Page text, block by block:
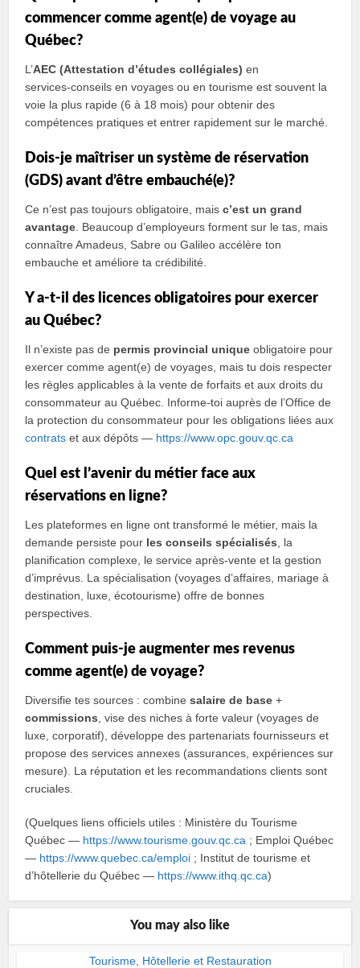
commencer comme agent(e) de voyage au
Québec?
L’AEC (Attestation d’études collégiales) en
services‑conseils en voyages ou en tourisme est souvent la
voie la plus rapide (6 à 18 mois) pour obtenir des
compétences pratiques et entrer rapidement sur le marché.
Dois‑je maîtriser un système de réservation
(GDS) avant d’être embauché(e)?
Ce n’est pas toujours obligatoire, maisc’est un grand
avantage . Beaucoup d’employeurs forment sur le tas, mais
connaître Amadeus, Sabre ou Galileo accélère ton
embauche et améliore ta crédibilité.
Y a‑t‑il des licences obligatoires pour exercer
au Québec?
Il n’existe pas de permis provincial unique obligatoire pour
exercer comme agent(e) de voyages, mais tu dois respecter
les règles applicables à la vente de forfaits et aux droits du
consommateur au Québec. Informe‑toi auprès de l’Office de
la protection du consommateur pour les obligations liées aux
contrats et aux dépôts — https://www.opc.gouv.qc.ca
Quel est l’avenir du métier face aux
réservations en ligne?
Les plateformes en ligne ont transformé le métier, mais la
demande persiste pour les conseils spécialisés , la
planification complexe, le service après‑vente et la gestion
d’imprévus. La spécialisation (voyages d’affaires, mariage à
destination, luxe, écotourisme) offre de bonnes
perspectives.
Comment puis‑je augmenter mes revenus
comme agent(e) de voyage?
Diversifie tes sources : combinesalaire de base +
commissions , vise des niches à forte valeur (voyages de
luxe, corporatif), développe des partenariats fournisseurs et
propose des services annexes (assurances, expériences sur
mesure). La réputation et les recommandations clients sont
cruciales.
(Quelques liens officiels utiles : Ministère du Tourisme
Québec — https://www.tourisme.gouv.qc.ca ; Emploi Québec
— https://www.quebec.ca/emploi ; Institut de tourisme et
d’hôtellerie du Québec — https://www.ithq.qc.ca)
You may also like
Tourisme, Hôtellerie et Restauration